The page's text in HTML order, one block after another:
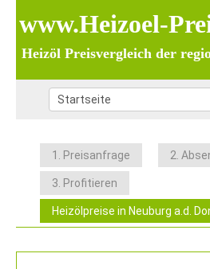
www.Heizoel-
Heizöl Preisvergleich der
1. Preisanfrage 2.
3. Profitieren
Heizölpreise in Neuburg a.d.